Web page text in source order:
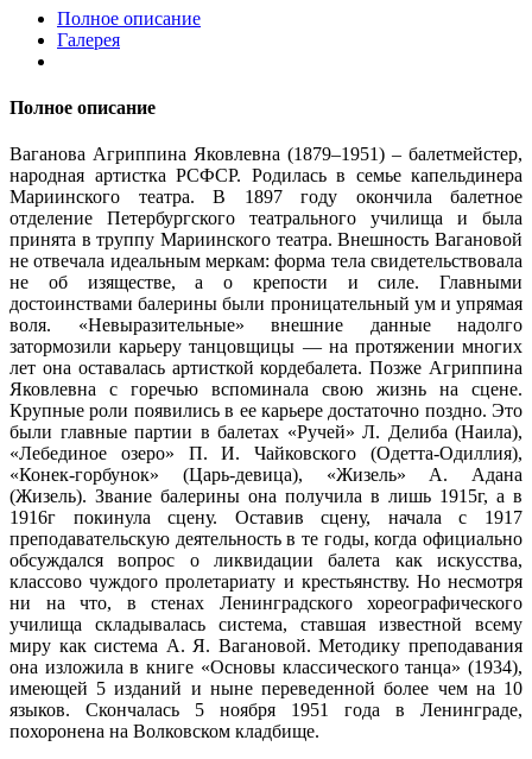
Полное описание
Галерея
Полное описание
Ваганова Агриппина Яковлевна (1879–1951) – балетмейстер,
народная артистка РСФСР. Родилась в семье капельдинера
Мариинского театра. В 1897 году окончила балетное
отделение Петербургского театрального училища и была
принята в труппу Мариинского театра. Внешность Вагановой
не отвечала идеальным меркам: форма тела свидетельствовала
не об изяществе, а о крепости и силе. Главными
достоинствами балерины были проницательный ум и упрямая
воля. «Невыразительные» внешние данные надолго
затормозили карьеру танцовщицы — на протяжении многих
лет она оставалась артисткой кордебалета. Позже Агриппина
Яковлевна с горечью вспоминала свою жизнь на сцене.
Крупные роли появились в ее карьере достаточно поздно. Это
были главные партии в балетах «Ручей» Л. Делиба (Наила),
«Лебединое озеро» П. И. Чайковского (Одетта-Одиллия),
«Конек-горбунок» (Царь-девица), «Жизель» А. Адана
(Жизель). Звание балерины она получила в лишь 1915г, а в
1916г покинула сцену. Оставив сцену, начала с 1917
преподавательскую деятельность в те годы, когда официально
обсуждался вопрос о ликвидации балета как искусства,
классово чуждого пролетариату и крестьянству. Но несмотря
ни на что, в стенах Ленинградского хореографического
училища складывалась система, ставшая известной всему
миру как система А. Я. Вагановой. Методику преподавания
она изложила в книге «Основы классического танца» (1934),
имеющей 5 изданий и ныне переведенной более чем на 10
языков. Скончалась 5 ноября 1951 года в Ленинграде,
похоронена на Волковском кладбище.